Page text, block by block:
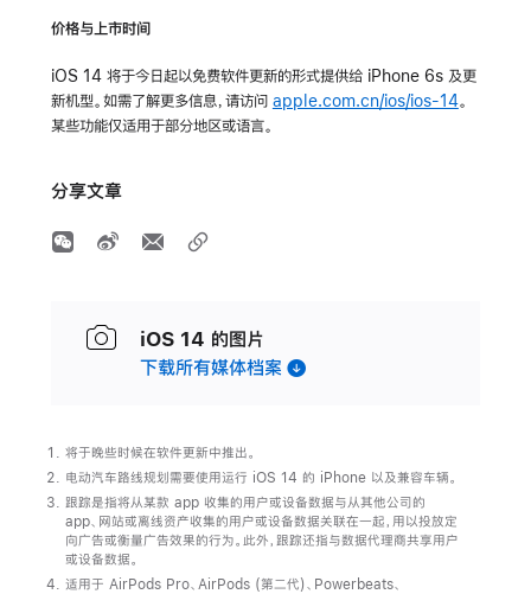
价格与上市时间
iOS 14 将于今日起以免费软件更新的形式提供给 iPhone 6s 及更
新机型。如需了解更多信息，请访问 apple.com.cn/ios/ios-14。
某些功能仅适用于部分地区或语言。
分享文章
iOS 14 的图片
下载所有媒体档案
将于晚些时候在软件更新中推出。
电动汽车路线规划需要使用运行 iOS 14 的 iPhone 以及兼容车辆。
跟踪是指将从某款 app 收集的用户或设备数据与从其他公司的
app、网站或离线资产收集的用户或设备数据关联在一起，用以投放定
向广告或衡量广告效果的行为。此外，跟踪还指与数据代理商共享用户
或设备数据。
适用于 AirPods Pro、AirPods (第二代)、Powerbeats、